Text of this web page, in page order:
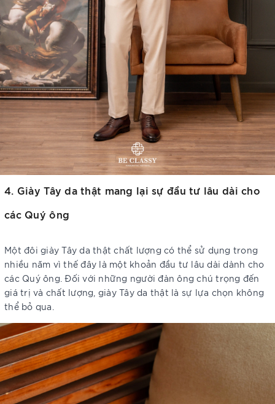
4. Giày Tây da thật mang lại sự đầu tư lâu dài cho
các Quý ông
Một đôi giày Tây da thật chất lượng có thể sử dụng trong
nhiều năm vì thế đây là một khoản đầu tư lâu dài dành cho
các Quý ông. Đối với những người đàn ông chú trọng đến
giá trị và chất lượng, giày Tây da thật là sự lựa chọn không
thể bỏ qua.